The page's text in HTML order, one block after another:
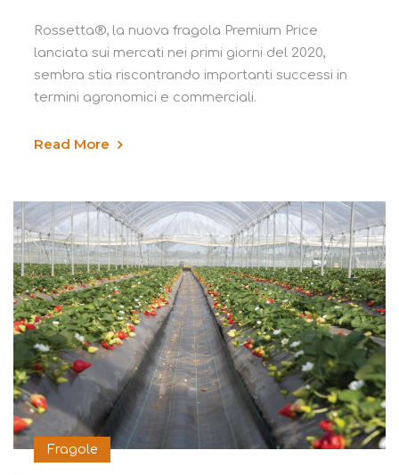
Rossetta®, la nuova fragola Premium Price
lanciata sui mercati nei primi giorni del 2020,
sembra stia riscontrando importanti successi in
termini agronomici e commerciali.
Read More
Fragole